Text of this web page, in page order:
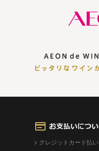
クレジットカード払い